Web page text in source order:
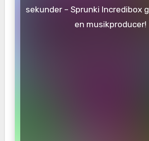
sekunder – Sprunki Incredibox
en musikproducer!